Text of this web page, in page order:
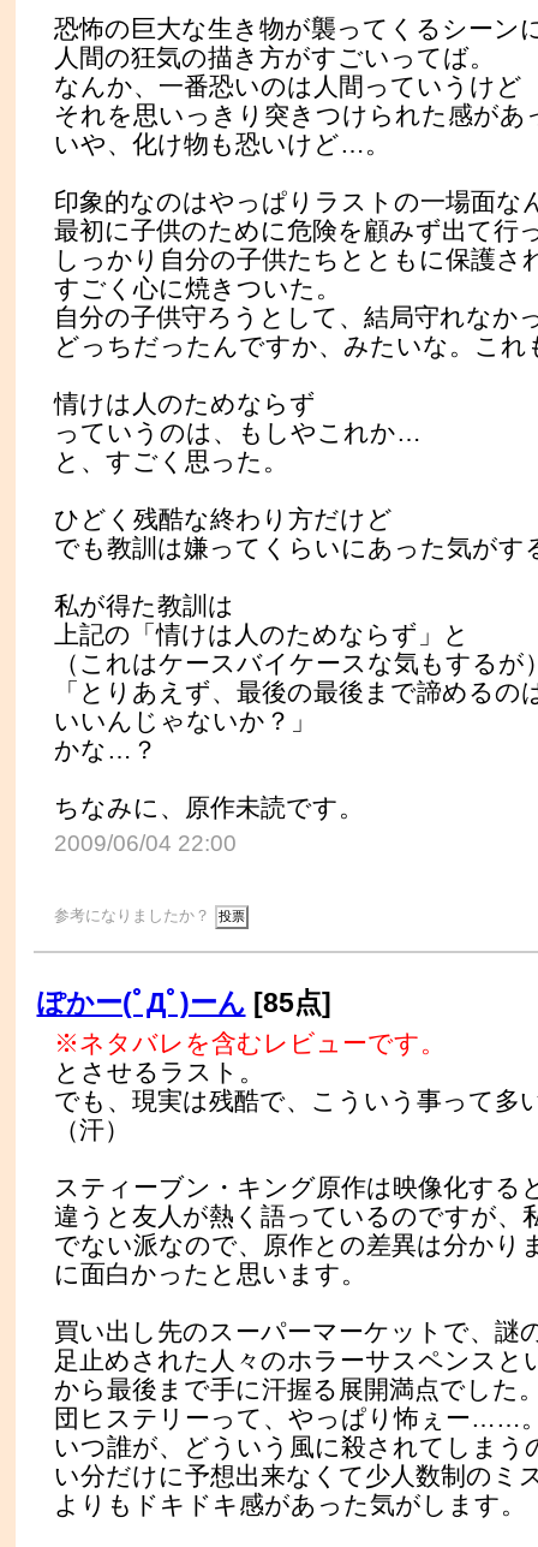
恐怖の巨大な生き物が襲ってくるシーン
人間の狂気の描き方がすごいってば。
なんか、一番恐いのは人間っていうけど
それを思いっきり突きつけられた感が
いや、化け物も恐いけど…。
印象的なのはやっぱりラストの一場面な
最初に子供のために危険を顧みず出て行
しっかり自分の子供たちとともに保護さ
すごく心に焼きついた。
自分の子供守ろうとして、結局守れなか
どっちだったんですか、みたいな。これ
情けは人のためならず
っていうのは、もしやこれか…
と、すごく思った。
ひどく残酷な終わり方だけど
でも教訓は嫌ってくらいにあった気がす
私が得た教訓は
上記の「情けは人のためならず」と
（これはケースバイケースな気もするが
「とりあえず、最後の最後まで諦めるの
いいんじゃないか？」
かな…？
ちなみに、原作未読です。
2009/06/04 22:00
参考になりましたか？
ぽかー(ﾟДﾟ)ーん [85点]
※ネタバレを含むレビューです。
とさせるラスト。
でも、現実は残酷で、こういう事って
（汗）
スティーブン・キング原作は映像化する
違うと友人が熱く語っているのですが、
でない派なので、原作との差異は分かり
に面白かったと思います。
買い出し先のスーパーマーケットで、謎
足止めされた人々のホラーサスペンスと
から最後まで手に汗握る展開満点でした
団ヒステリーって、やっぱり怖ぇー……
いつ誰が、どういう風に殺されてしまう
い分だけに予想出来なくて少人数制のミ
よりもドキドキ感があった気がします。